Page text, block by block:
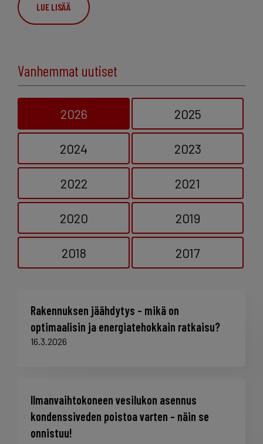
LUE LISÄÄ
Vanhemmat uutiset
2026 2025
2024 2023
2022 2021
2020 2019
2018 2017
Rakennuksen jäähdytys – mikä on
optimaalisin ja energiatehokkain ratkaisu?
16.3.2026
Ilmanvaihtokoneen vesilukon asennus
kondenssiveden poistoa varten – näin se
onnistuu!